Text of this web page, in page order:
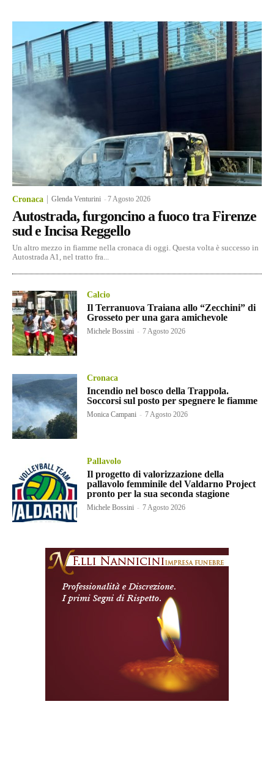
Cronaca Glenda Venturini -7 Agosto 2026
Autostrada, furgoncino a fuoco tra Firenze
sud e Incisa Reggello
Un altro mezzo in fiamme nella cronaca di oggi. Questa volta è successo in
Autostrada A1, nel tratto fra...
Calcio
Il Terranuova Traiana allo “Zecchini” di
Grosseto per una gara amichevole
Michele Bossini - 7 Agosto 2026
Cronaca
Incendio nel bosco della Trappola.
Soccorsi sul posto per spegnere le fiamme
Monica Campani - 7 Agosto 2026
Pallavolo
Il progetto di valorizzazione della
pallavolo femminile del Valdarno Project
pronto per la sua seconda stagione
Michele Bossini - 7 Agosto 2026